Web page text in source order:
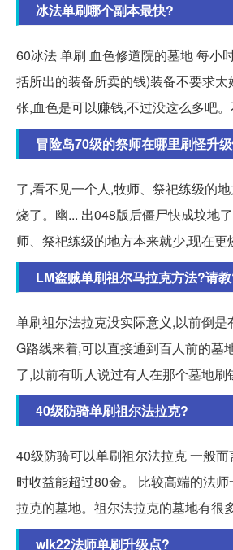
冰法单刷哪个副本最快?
60冰法 单刷 血色修道院的墓地 每小
括所出的装备所卖的钱)装备不要求
张,血色是可以赚钱,不过没这么多吧。
冒险岛70级的祭师在哪里刷怪升
了,看不见一个人,牧师、祭祀练级的
烧了。幽... 出048版后僵尸快成坟地
师、祭祀练级的地方本来就少,现在更
LM盗贼单刷祖尔马拉克方法?请
单刷祖尔法拉克没实际意义,以前倒是
G路线来着,可以直接通到百人前的墓
了,以前有听人说过有人在那个墓地刷
40级防骑单刷祖尔法拉克?
40级防骑可以单刷祖尔法拉克 一般
时收益能超过80金。 比较高端的法
拉克的墓地。祖尔法拉克的墓地有很
wlk22法师单刷升级点?